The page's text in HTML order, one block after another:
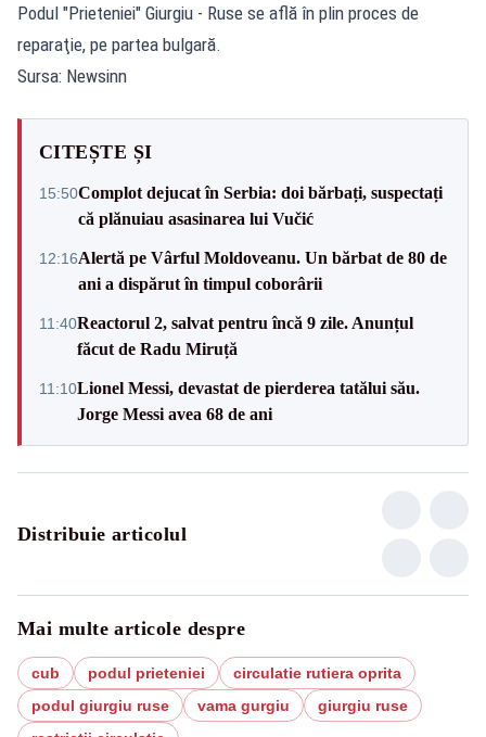
Podul "Prieteniei" Giurgiu - Ruse se află în plin proces de
reparaţie, pe partea bulgară.
Sursa: Newsinn
CITEȘTE ȘI
15:50Complot dejucat în Serbia: doi bărbați, suspectați
că plănuiau asasinarea lui Vučić
12:16Alertă pe Vârful Moldoveanu. Un bărbat de 80 de
ani a dispărut în timpul coborârii
11:40Reactorul 2, salvat pentru încă 9 zile. Anunțul
făcut de Radu Miruță
11:10Lionel Messi, devastat de pierderea tatălui său.
Jorge Messi avea 68 de ani
Distribuie articolul
Mai multe articole despre
cub podul prieteniei
circulatie rutiera oprita
podul giurgiu ruse
vama gurgiu
giurgiu ruse